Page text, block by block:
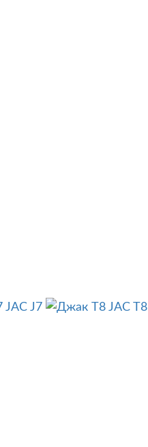
JAC J7
JAC T8